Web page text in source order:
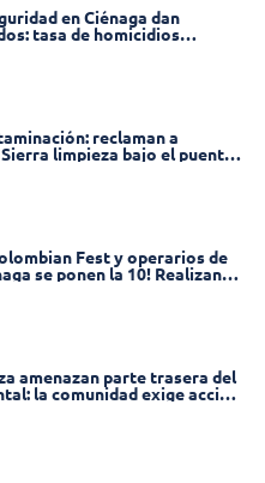
en Ciénaga dan
tasa de homicidios
2026
reclaman a
limpieza bajo el puente
11
Fest y operarios de
se ponen la 10! Realizan
posterior del Coliseo
amenazan parte trasera del
la comunidad exige acción